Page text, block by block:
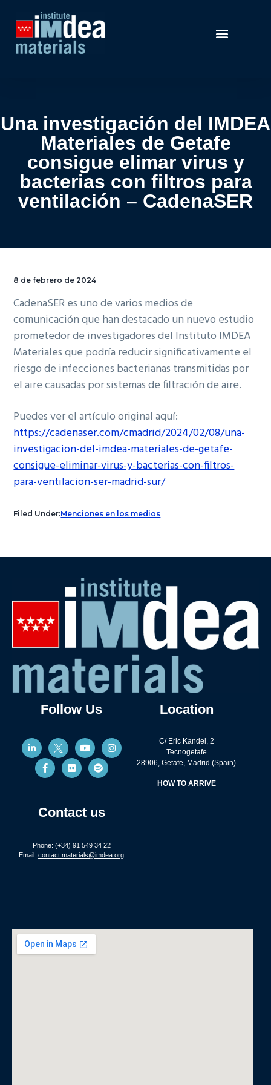
Una investigación del IMDEA
Materiales de Getafe
consigue elimar virus y
bacterias con filtros para
ventilación – CadenaSER
8 de febrero de 2024
CadenaSER es uno de varios medios de
comunicación que han destacado un nuevo estudio
prometedor de investigadores del Instituto IMDEA
Materiales que podría reducir significativamente el
riesgo de infecciones bacterianas transmitidas por
el aire causadas por sistemas de filtración de aire.
Puedes ver el artículo original aquí:
https://cadenaser.com/cmadrid/2024/02/08/una-
investigacion-del-imdea-materiales-de-getafe-
consigue-eliminar-virus-y-bacterias-con-filtros-
para-ventilacion-ser-madrid-sur/
Filed Under:Menciones en los medios
Follow Us
Contact us
Phone: (+34) 91 549 34 22
Email: contact.materials@imdea.org
Location
C/ Eric Kandel, 2
Tecnogetafe
28906, Getafe, Madrid (Spain)
HOW TO ARRIVE